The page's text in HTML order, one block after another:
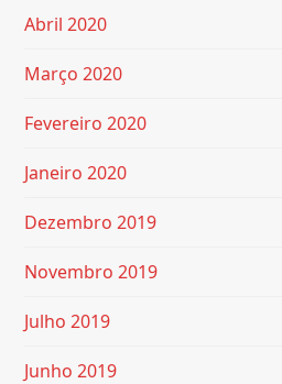
Abril 2020
Março 2020
Fevereiro 2020
Janeiro 2020
Dezembro 2019
Novembro 2019
Julho 2019
Junho 2019